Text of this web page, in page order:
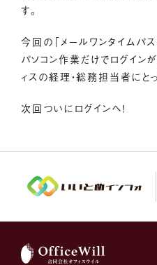
す。
今回の「メールワンタイムパ
パソコン作業だけでログイン
ィスの経理・総務担当者にと
次回ついにログインへ！